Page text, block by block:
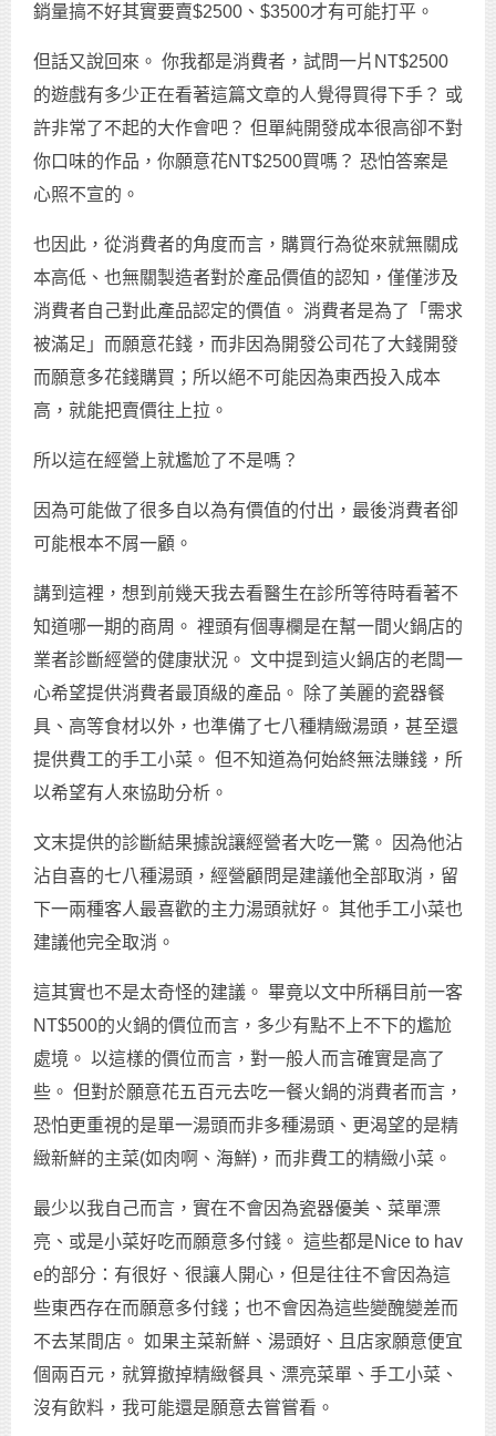
銷量搞不好其實要賣$2500、$3500才有可能打平。
但話又說回來。 你我都是消費者，試問一片NT$2500
的遊戲有多少正在看著這篇文章的人覺得買得下手？ 或
許非常了不起的大作會吧？ 但單純開發成本很高卻不對
你口味的作品，你願意花NT$2500買嗎？ 恐怕答案是
心照不宣的。
也因此，從消費者的角度而言，購買行為從來就無關成
本高低、也無關製造者對於產品價值的認知，僅僅涉及
消費者自己對此產品認定的價值。 消費者是為了「需求
被滿足」而願意花錢，而非因為開發公司花了大錢開發
而願意多花錢購買；所以絕不可能因為東西投入成本
高，就能把賣價往上拉。
所以這在經營上就尷尬了不是嗎？
因為可能做了很多自以為有價值的付出，最後消費者卻
可能根本不屑一顧。
講到這裡，想到前幾天我去看醫生在診所等待時看著不
知道哪一期的商周。 裡頭有個專欄是在幫一間火鍋店的
業者診斷經營的健康狀況。 文中提到這火鍋店的老闆一
心希望提供消費者最頂級的產品。 除了美麗的瓷器餐
具、高等食材以外，也準備了七八種精緻湯頭，甚至還
提供費工的手工小菜。 但不知道為何始終無法賺錢，所
以希望有人來協助分析。
文末提供的診斷結果據說讓經營者大吃一驚。 因為他沾
沾自喜的七八種湯頭，經營顧問是建議他全部取消，留
下一兩種客人最喜歡的主力湯頭就好。 其他手工小菜也
建議他完全取消。
這其實也不是太奇怪的建議。 畢竟以文中所稱目前一客
NT$500的火鍋的價位而言，多少有點不上不下的尷尬
處境。 以這樣的價位而言，對一般人而言確實是高了
些。 但對於願意花五百元去吃一餐火鍋的消費者而言，
恐怕更重視的是單一湯頭而非多種湯頭、更渴望的是精
緻新鮮的主菜(如肉啊、海鮮)，而非費工的精緻小菜。
最少以我自己而言，實在不會因為瓷器優美、菜單漂
亮、或是小菜好吃而願意多付錢。 這些都是Nice to hav
e的部分：有很好、很讓人開心，但是往往不會因為這
些東西存在而願意多付錢；也不會因為這些變醜變差而
不去某間店。 如果主菜新鮮、湯頭好、且店家願意便宜
個兩百元，就算撤掉精緻餐具、漂亮菜單、手工小菜、
沒有飲料，我可能還是願意去嘗嘗看。